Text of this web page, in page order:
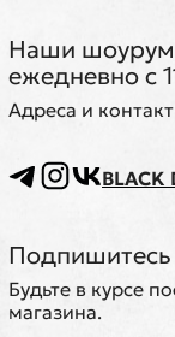
Наши
ежедневно с
Адреса и
BLACK
Подпишитесь
Будьте в курсе
магазина.